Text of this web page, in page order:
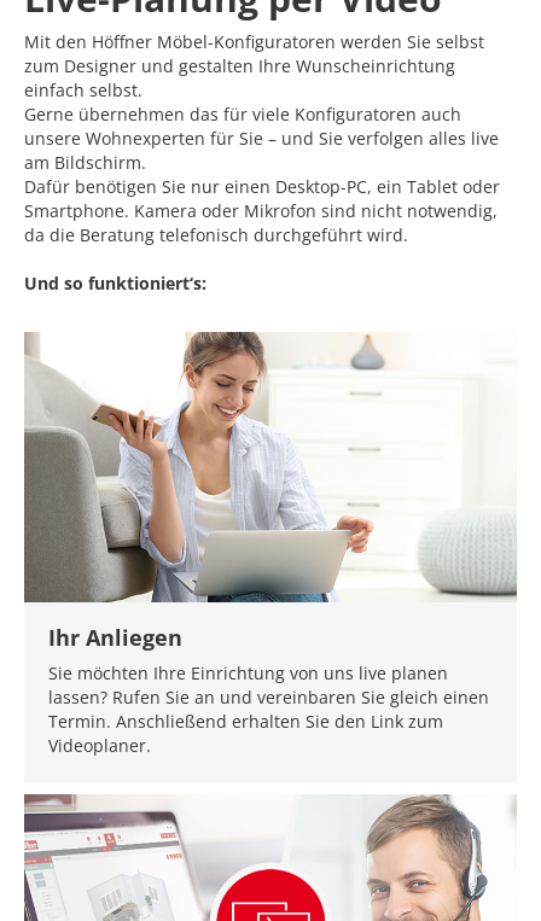
Mit den Höffner Möbel-Konfiguratoren werden Sie selbst
zum Designer und gestalten Ihre Wunscheinrichtung
einfach selbst.
Gerne übernehmen das für viele Konfiguratoren auch
unsere Wohnexperten für Sie – und Sie verfolgen alles live
am Bildschirm.
Dafür benötigen Sie nur einen Desktop-PC, ein Tablet oder
Smartphone. Kamera oder Mikrofon sind nicht notwendig,
da die Beratung telefonisch durchgeführt wird.
Und so funktioniert‘s:
Ihr Anliegen
Sie möchten Ihre Einrichtung von uns live planen
lassen? Rufen Sie an und vereinbaren Sie gleich einen
Termin. Anschließend erhalten Sie den Link zum
Videoplaner.